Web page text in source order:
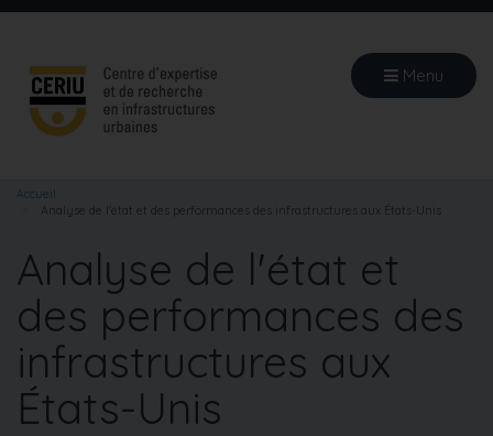
Aller
principal
Menu
Accueil
Analyse de l'état et des performances des infrastructures aux États-Unis
Analyse de l'état et
des performances des
infrastructures aux
États-Unis